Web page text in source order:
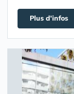
Plus d'infos